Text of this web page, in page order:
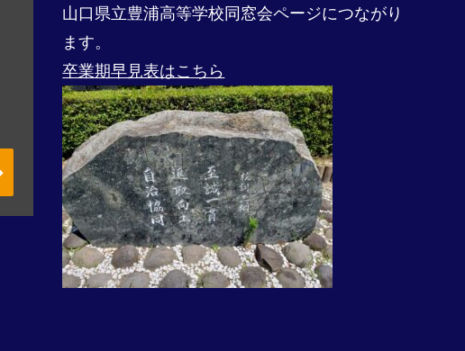
山口県立豊浦高等学校同窓会ページにつながり
ます。
卒業期早見表はこちら